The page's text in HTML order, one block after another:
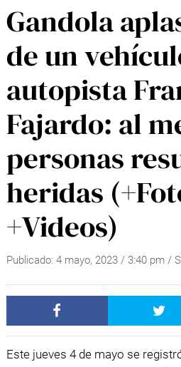
Gandola
de un
autopista
Fajardo: al
personas
heridas
+Videos)
Publicado: 4 mayo, 2023/ 3:40 pm /
Este jueves 4 de mayo se